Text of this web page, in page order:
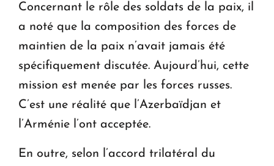
Concernant le rôle des soldats de la paix, il
a noté que la composition des forces de
maintien de la paix n’avait jamais été
spécifiquement discutée. Aujourd’hui, cette
mission est menée par les forces russes.
C’est une réalité que l’Azerbaïdjan et
l’Arménie l’ont acceptée.
En outre, selon l’accord trilatéral du